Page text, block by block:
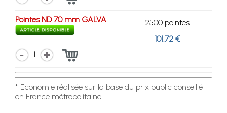
Pointes ND 70 mm GALVA
2500 pointes
101.72 €
1
* Economie réalisée sur la base du prix public conseillé
en France métropolitaine